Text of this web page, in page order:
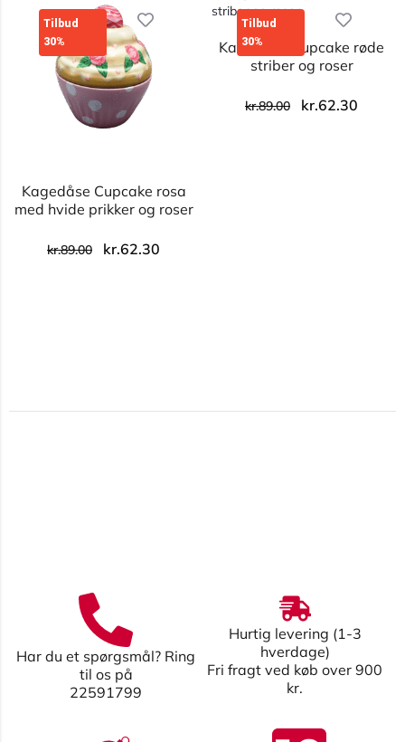
Tilbud
30%
Kagedåse Cupcake rosa
med hvide prikker og roser
kr.89.00 kr.62.30
Tilbud
30%
Kagedåse Cupcake røde
striber og roser
kr.89.00 kr.62.30
Har du et spørgsmål? Ring
til os på
22591799
Hurtig levering (1-3
hverdage)
Fri fragt ved køb over 900
kr.